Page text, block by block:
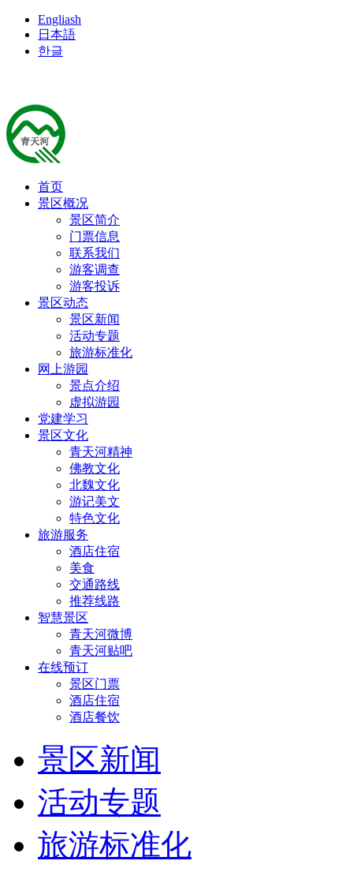
Engliash
日本語
한글
首页
景区概况
景区简介
门票信息
联系我们
游客调查
游客投诉
景区动态
景区新闻
活动专题
旅游标准化
网上游园
景点介绍
虚拟游园
党建学习
景区文化
青天河精神
佛教文化
北魏文化
游记美文
特色文化
旅游服务
酒店住宿
美食
交通路线
推荐线路
智慧景区
青天河微博
青天河贴吧
在线预订
景区门票
酒店住宿
酒店餐饮
景区新闻
活动专题
旅游标准化